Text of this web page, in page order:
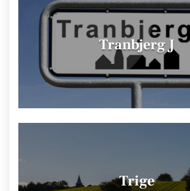
Tranbjerg J
Trige